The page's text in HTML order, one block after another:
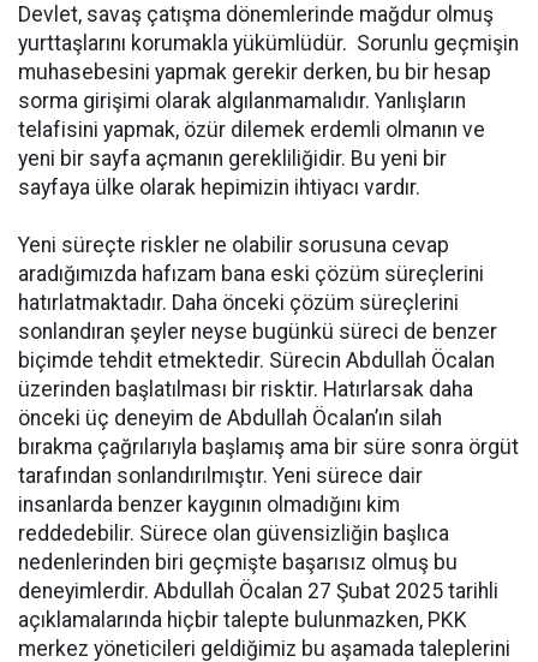
Devlet, savaş çatışma dönemlerinde mağdur olmuş
yurttaşlarını korumakla yükümlüdür. Sorunlu geçmişin
muhasebesini yapmak gerekir derken, bu bir hesap
sorma girişimi olarak algılanmamalıdır. Yanlışların
telafisini yapmak, özür dilemek erdemli olmanın ve
yeni bir sayfa açmanın gerekliliğidir. Bu yeni bir
sayfaya ülke olarak hepimizin ihtiyacı vardır.
Yeni süreçte riskler ne olabilir sorusuna cevap
aradığımızda hafızam bana eski çözüm süreçlerini
hatırlatmaktadır. Daha önceki çözüm süreçlerini
sonlandıran şeyler neyse bugünkü süreci de benzer
biçimde tehdit etmektedir. Sürecin Abdullah Öcalan
üzerinden başlatılması bir risktir. Hatırlarsak daha
önceki üç deneyim de Abdullah Öcalan’ın silah
bırakma çağrılarıyla başlamış ama bir süre sonra örgüt
tarafından sonlandırılmıştır. Yeni sürece dair
insanlarda benzer kaygının olmadığını kim
reddedebilir. Sürece olan güvensizliğin başlıca
nedenlerinden biri geçmişte başarısız olmuş bu
deneyimlerdir. Abdullah Öcalan 27 Şubat 2025 tarihli
açıklamalarında hiçbir talepte bulunmazken, PKK
merkez yöneticileri geldiğimiz bu aşamada taleplerini